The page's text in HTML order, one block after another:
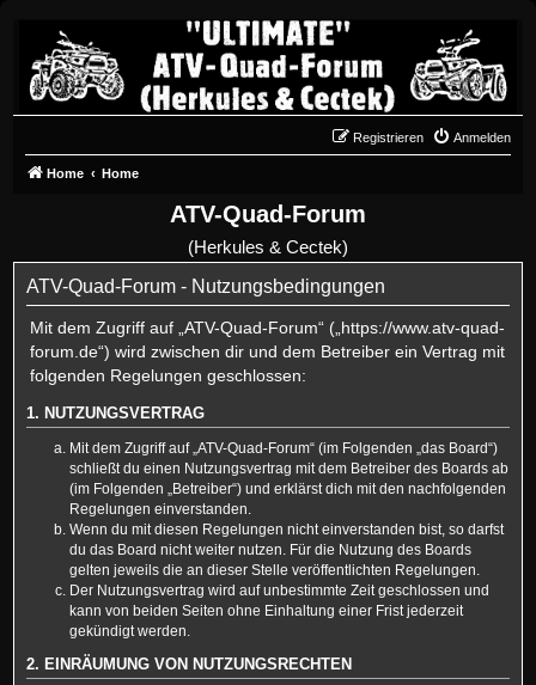
Anmelden
Registrieren
Home Home
ATV-Quad-Forum
(Herkules & Cectek)
ATV-Quad-Forum - Nutzungsbedingungen
Mit dem Zugriff auf „ATV-Quad-Forum“ („https://www.atv-quad-
forum.de“) wird zwischen dir und dem Betreiber ein Vertrag mit
folgenden Regelungen geschlossen:
1. NUTZUNGSVERTRAG
Mit dem Zugriff auf „ATV-Quad-Forum“ (im Folgenden „das Board“)
schließt du einen Nutzungsvertrag mit dem Betreiber des Boards ab
(im Folgenden „Betreiber“) und erklärst dich mit den nachfolgenden
Regelungen einverstanden.
Wenn du mit diesen Regelungen nicht einverstanden bist, so darfst
du das Board nicht weiter nutzen. Für die Nutzung des Boards
gelten jeweils die an dieser Stelle veröffentlichten Regelungen.
Der Nutzungsvertrag wird auf unbestimmte Zeit geschlossen und
kann von beiden Seiten ohne Einhaltung einer Frist jederzeit
gekündigt werden.
2. EINRÄUMUNG VON NUTZUNGSRECHTEN